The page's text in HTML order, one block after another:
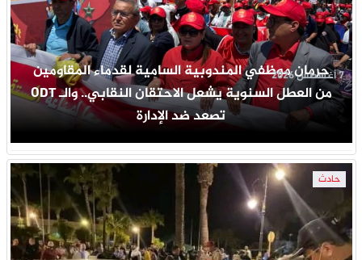
حرمان موظفي المندوبية السامية لقدماء المقاومين
من العطل السنوية يشعل الاحتقان النقابي.. والـ ODT
تصعد ضد الإدارة
7 أغسطس 2026
حادث